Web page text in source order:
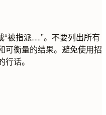
被指派……”。不要列出所有
可衡量的结果。避免使用招
话。